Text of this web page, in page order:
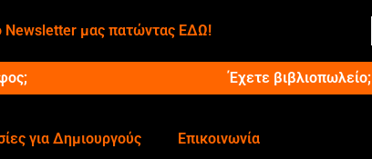
Newsletter μας πατώντας ΕΔΩ!
Έχετε βιβλιοπωλείο;
για Δημιουργούς Επικοινωνία